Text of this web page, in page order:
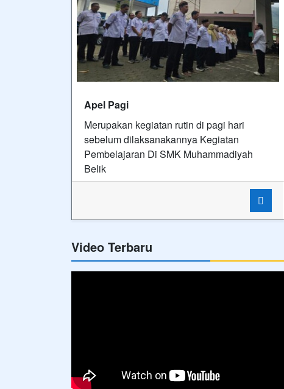
Apel Pagi
Merupakan kegiatan rutin di pagi hari
sebelum dilaksanakannya Kegiatan
Pembelajaran Di SMK Muhammadiyah
Belik
Video Terbaru